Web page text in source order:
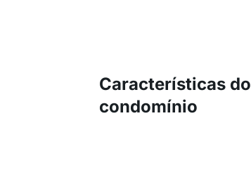
Características do
condomínio